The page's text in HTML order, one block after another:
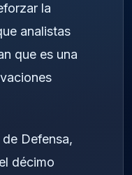
la
analistas
que es una
Defensa,
décimo